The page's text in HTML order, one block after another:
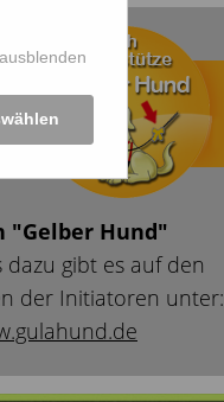
"Gelber Hund"
gibt es auf den
der Initiatoren unter: